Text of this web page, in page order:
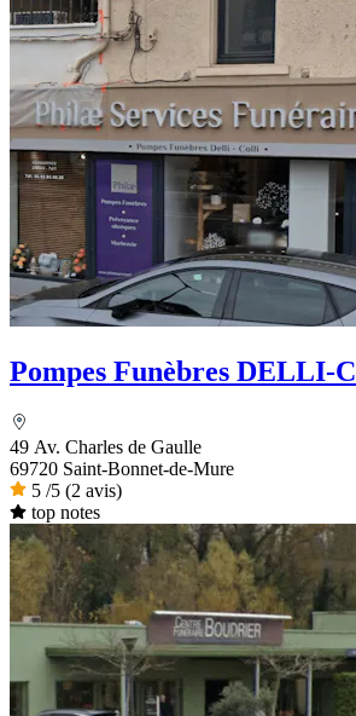
Pompes Funèbres DELLI-
49 Av. Charles de Gaulle
69720 Saint-Bonnet-de-Mure
5 /5 (2 avis)
top notes